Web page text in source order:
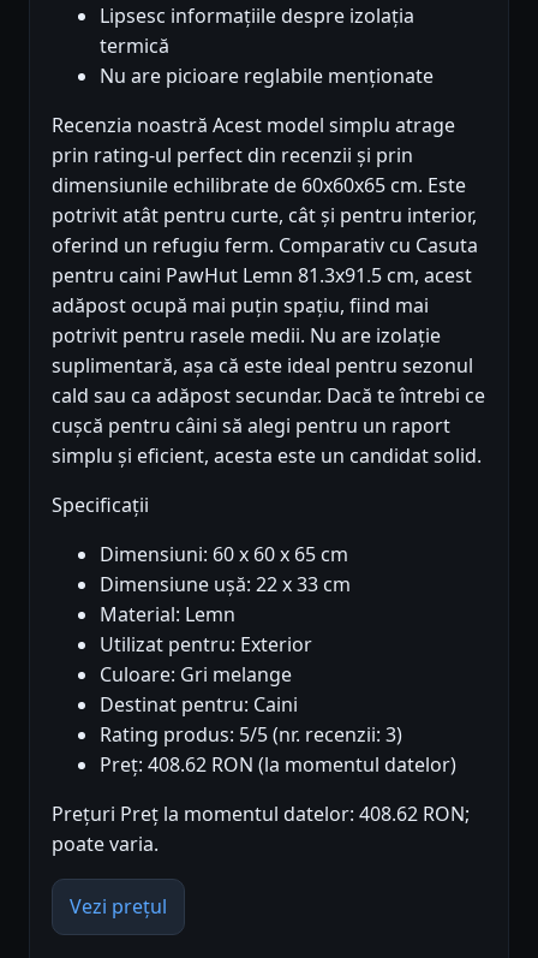
Lipsesc informațiile despre izolația
termică
Nu are picioare reglabile menționate
Recenzia noastră Acest model simplu atrage
prin rating-ul perfect din recenzii și prin
dimensiunile echilibrate de 60x60x65 cm. Este
potrivit atât pentru curte, cât și pentru interior,
oferind un refugiu ferm. Comparativ cu Casuta
pentru caini PawHut Lemn 81.3x91.5 cm, acest
adăpost ocupă mai puțin spațiu, fiind mai
potrivit pentru rasele medii. Nu are izolație
suplimentară, așa că este ideal pentru sezonul
cald sau ca adăpost secundar. Dacă te întrebi ce
cușcă pentru câini să alegi pentru un raport
simplu și eficient, acesta este un candidat solid.
Specificații
Dimensiuni: 60 x 60 x 65 cm
Dimensiune ușă: 22 x 33 cm
Material: Lemn
Utilizat pentru: Exterior
Culoare: Gri melange
Destinat pentru: Caini
Rating produs: 5/5 (nr. recenzii: 3)
Preț: 408.62 RON (la momentul datelor)
Prețuri Preț la momentul datelor: 408.62 RON;
poate varia.
Vezi prețul